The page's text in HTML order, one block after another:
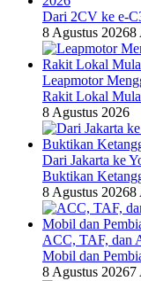
Dari 2CV ke e-
8 Agustus 20268
Leapmotor
Rakit Lokal
8 Agustus 2026
Dari Jakarta ke
Buktikan
8 Agustus 20268
ACC, TAF, dan
Mobil dan
8 Agustus 20267